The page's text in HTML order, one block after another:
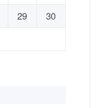
29
30